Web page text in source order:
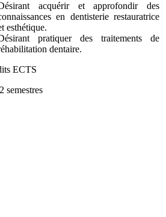
acquérir et approfondir des
en dentisterie restauratrice
esthétique.
pratiquer des traitements de
dentaire.
ECTS
semestres